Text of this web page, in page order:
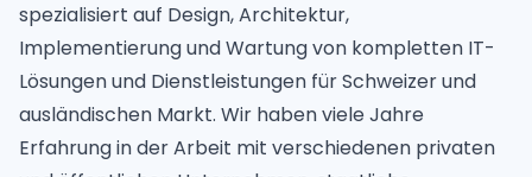
spezialisiert auf Design, Architektur,
Implementierung und Wartung von kompletten IT-
Lösungen und Dienstleistungen für Schweizer und
ausländischen Markt. Wir haben viele Jahre
Erfahrung in der Arbeit mit verschiedenen privaten